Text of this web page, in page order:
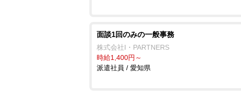
面談1回のみの一般事務
株式会社I・PARTNERS
時給1,400円～
派遣社員 / 愛知県